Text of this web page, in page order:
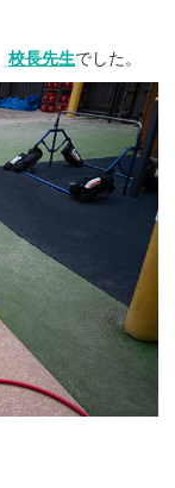
校長先生でした。